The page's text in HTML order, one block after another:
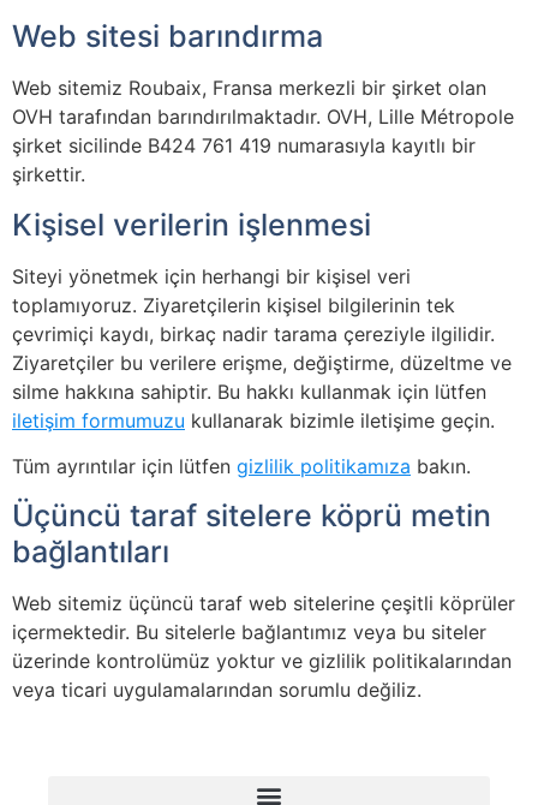
Web sitesi barındırma
Web sitemiz Roubaix, Fransa merkezli bir şirket olan
OVH tarafından barındırılmaktadır. OVH, Lille Métropole
şirket sicilinde B424 761 419 numarasıyla kayıtlı bir
şirkettir.
Kişisel verilerin işlenmesi
Siteyi yönetmek için herhangi bir kişisel veri
toplamıyoruz. Ziyaretçilerin kişisel bilgilerinin tek
çevrimiçi kaydı, birkaç nadir tarama çereziyle ilgilidir.
Ziyaretçiler bu verilere erişme, değiştirme, düzeltme ve
silme hakkına sahiptir. Bu hakkı kullanmak için lütfen
iletişim formumuzu kullanarak bizimle iletişime geçin.
Tüm ayrıntılar için lütfen gizlilik politikamıza bakın.
Üçüncü taraf sitelere köprü metin
bağlantıları
Web sitemiz üçüncü taraf web sitelerine çeşitli köprüler
içermektedir. Bu sitelerle bağlantımız veya bu siteler
üzerinde kontrolümüz yoktur ve gizlilik politikalarından
veya ticari uygulamalarından sorumlu değiliz.